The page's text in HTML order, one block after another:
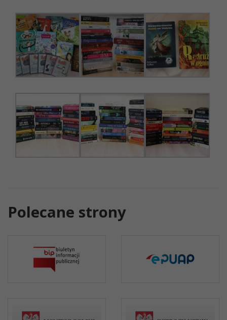
Polecane strony